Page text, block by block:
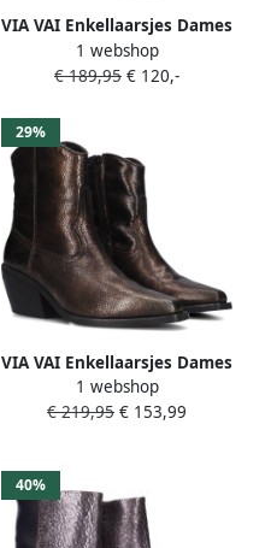
VIA VAI Enkellaarsjes Dames
Aura Miley Maat: 41
Materiaal: Suède Kleur:
1 webshop
€ 189,95 € 120,-
29%
VIA VAI Enkellaarsjes Dames
59116 Eveline Met Maat: 38
Materiaal: Leer Kleur: Brons
1 webshop
€ 219,95 € 153,99
40%